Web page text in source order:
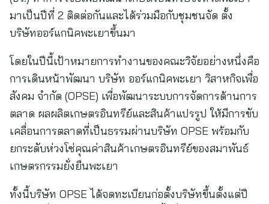
มาเป็นปีที่ 2 ติดต่อกันและได้ร่วมมือกับชุมชนจัด ตั้ง
บริษัทออร์แกนิคพะเยาขึ้นมา
โดยในปีนี้เป้าหมายการทำงานของคณะวิจัยอย่างหนึ่งคือ
การเดินหน้าพัฒนา บริษัท ออร์แกนิคพะเยา วิสาหกิจเพื่อ
สังคม จำกัด (OPSE) เพื่อพัฒนาระบบการจัดการด้านการ
ตลาด ผลผลิตเกษตรอินทรีย์และสินค้าแปรรูป ให้มีการขับ
เคลื่อนการตลาดที่เป็นธรรมผ่านบริษัท OPSE พร้อมกับ
ยกระดับห่วงโซ่คุณค่าสินค้าเกษตรอินทรีย์ของสมาพันธ์
เกษตรกรรมยั่งยืนพะเยา
ทั้งนี้บริษัท OPSE ได้จดทะเบียนก่อตั้งบริษัทขึ้นตั้งแต่ปี